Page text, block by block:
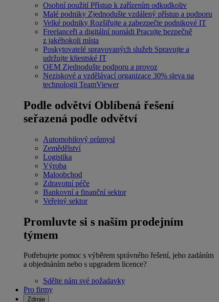
Osobní použití Přístup k zařízením odkudkoliv
Malé podniky Zjednodušte vzdálený přístup a podporu
Velké podniky Rozšiřujte a zabezpečte podnikové IT
Freelanceři a digitální nomádi Pracujte bezpečně
z jakéhokoli místa
Poskytovatelé spravovaných služeb Spravujte a
udržujte klientské IT
OEM Zjednodušte podporu a provoz
Neziskové a vzdělávací organizace 30% sleva na
technologii TeamViewer
Podle odvětví Oblíbená řešení
seřazená podle odvětví
Automobilový průmysl
Zemědělství
Logistika
Výroba
Maloobchod
Zdravotní péče
Bankovní a finanční sektor
Veřejný sektor
Promluvte si s naším prodejním
týmem
Potřebujete pomoc s výběrem správného řešení, jeho zadáním
a objednáním nebo s upgradem licence?
Sdělte nám své požadavky
Pro firmy
Zdroje